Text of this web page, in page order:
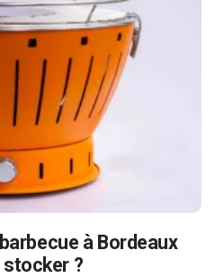
à Bordeaux
stocker ?